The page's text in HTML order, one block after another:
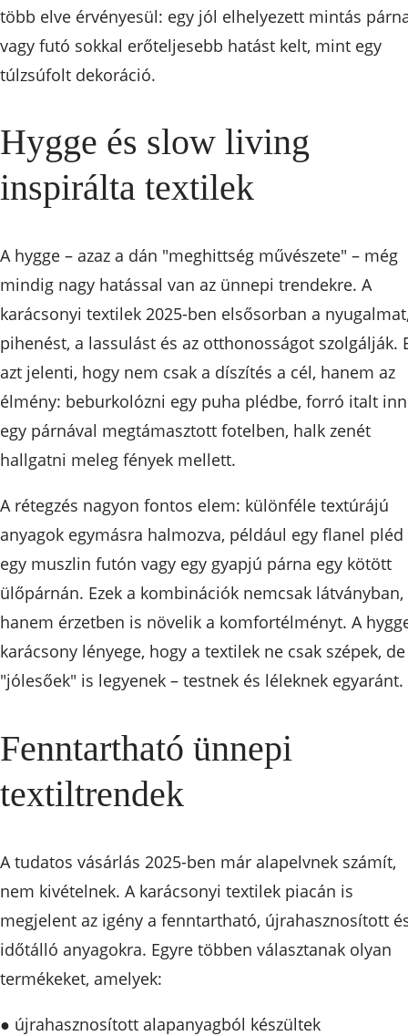
több elve érvényesül: egy jól elhelyezett mintás
vagy futó sokkal erőteljesebb hatást kelt, mint egy
túlzsúfolt dekoráció.
Hygge és slow living
inspirálta textilek
A hygge – azaz a dán "meghittség művészete" – még
mindig nagy hatással van az ünnepi trendekre. A
karácsonyi textilek 2025-ben elsősorban a
pihenést, a lassulást és az otthonosságot szolgálják.
azt jelenti, hogy nem csak a díszítés a cél, hanem az
élmény: beburkolózni egy puha plédbe, forró italt
egy párnával megtámasztott fotelben, halk zenét
hallgatni meleg fények mellett.
A rétegzés nagyon fontos elem: különféle textúrájú
anyagok egymásra halmozva, például egy flanel pléd
egy muszlin futón vagy egy gyapjú párna egy kötött
ülőpárnán. Ezek a kombinációk nemcsak látványban,
hanem érzetben is növelik a komfortélményt. A
karácsony lényege, hogy a textilek ne csak szépek, de
"jólesőek" is legyenek – testnek és léleknek egyaránt.
Fenntartható ünnepi
textiltrendek
A tudatos vásárlás 2025-ben már alapelvnek számít,
nem kivételnek. A karácsonyi textilek piacán is
megjelent az igény a fenntartható, újrahasznosított
időtálló anyagokra. Egyre többen választanak olyan
termékeket, amelyek:
● újrahasznosított alapanyagból készültek